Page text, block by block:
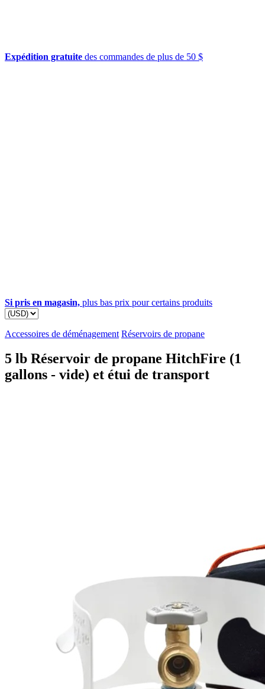
Expédition gratuite des commandes de plus de 50 $
Si pris en magasin, plus bas prix pour certains produits
Accessoires de déménagement Réservoirs de propane
5 lb Réservoir de propane HitchFire (1
gallons - vide) et étui de transport